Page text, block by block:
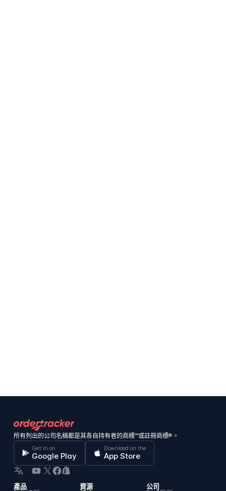
所有列出的公司名稱都是其各自持有者的商標™或註冊商標®。
Get in on
Google Play
Download on the
App Store
產品
資源
公司